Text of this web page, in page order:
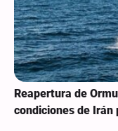
Reapertura de
condiciones de Irán